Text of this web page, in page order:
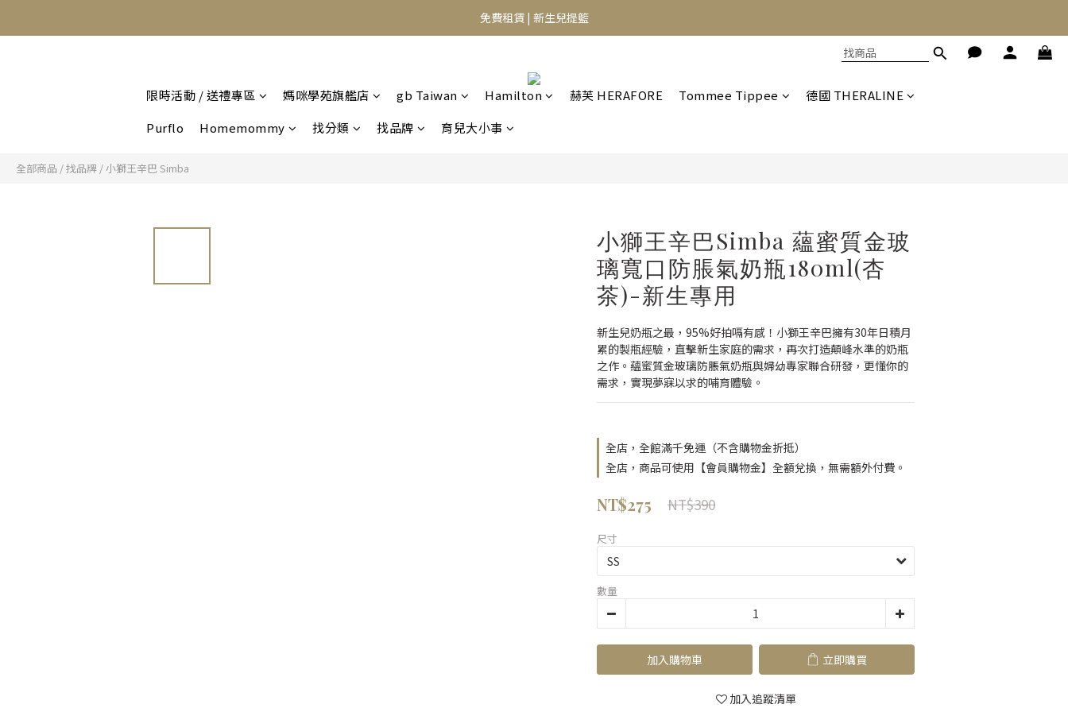
⭐️異膚救星 10天體驗活動⭐️
免費租賃 | 新生兒提籃
限時活動 / 送禮專區 媽咪學苑旗艦店 gb Taiwan Hamilton 赫芙 HERAFORE Tommee Tippee
德國 THERALINE
Purflo
Homemommy 找分類 找品牌 育兒大小事
全部商品 /找品牌 /小獅王辛巴 Simba
小獅王辛巴Simba 蘊蜜質金玻
璃寬口防脹氣奶瓶180ml(杏
茶)-新生專用
新生兒奶瓶之最，95%好拍嗝有感！小獅王辛巴擁有30年日積月
累的製瓶經驗，直擊新生家庭的需求，再次打造顛峰水準的奶瓶
之作。蘊蜜質金玻璃防脹氣奶瓶與婦幼專家聯合研發，更懂你的
需求，實現夢寐以求的哺育體驗。
全店，全館滿千免運（不含購物金折抵）
全店，商品可使用【會員購物金】全額兌換，無需額外付費。
NT$275 NT$390
尺寸
數量
加入購物車 立即購買
加入追蹤清單
立即購買